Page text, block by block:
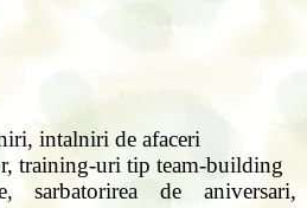
intalniri de afaceri
training-uri tip team-building
sarbatorirea de aniversari,